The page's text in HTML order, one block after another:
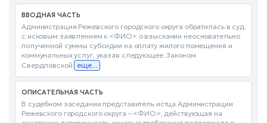
ВВОДНАЯ ЧАСТЬ
Администрация Режевского городского округа обратилась в суд
с исковым заявлением к <ФИО> о взыскании неосновательно
полученной суммы субсидии на оплату жилого помещения и
коммунальных услуг, указав следующее. Законом
Свердловской еще...
ОПИСАТЕЛЬНАЯ ЧАСТЬ
В судебном заседании представитель истца Администрации
Режевского городского округа – <ФИО>, действующая на